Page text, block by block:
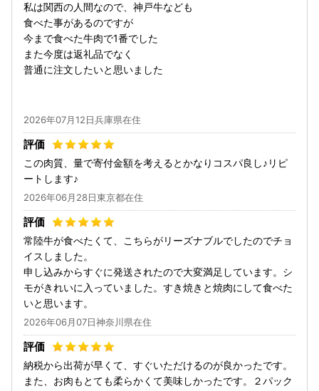
私は関西の人間なので、神戸牛なども
食べた事があるのですが
今まで食べた牛肉で1番でした
また今度は返礼品でなく
普通に注文したいと思いました
2026年07月12日兵庫県在住
この肉質、量で寄付金額を考えるとかなりコスパ良し♪リピ
ートします♪
2026年06月28日東京都在住
常陸牛が食べたくて、こちらがリーズナブルでしたのでチョ
イスしました。
申し込みからすぐに発送されたので大変満足しています。シ
モがきれいに入っていました。すき焼きと焼肉にして食べた
いと思います。
2026年06月07日神奈川県在住
納税から出荷が早くて、すぐいただけるのが良かったです。
また、お肉もとても柔らかくて美味しかったです。２パック